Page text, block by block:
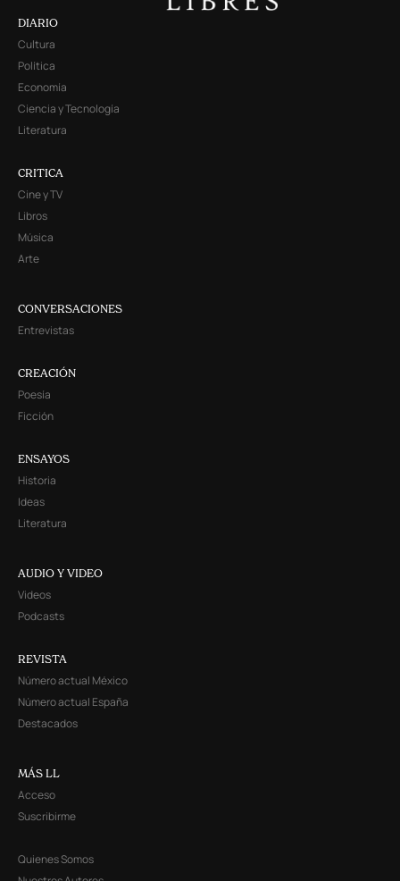
DIARIO
Cultura
Política
Economía
Ciencia y Tecnología
Literatura
CRITICA
Cine y TV
Libros
Música
Arte
CONVERSACIONES
Entrevistas
CREACIÓN
Poesía
Ficción
ENSAYOS
Historia
Ideas
Literatura
AUDIO Y VIDEO
Videos
Podcasts
REVISTA
Número actual México
Número actual España
Destacados
MÁS LL
Acceso
Suscribirme
Quienes Somos